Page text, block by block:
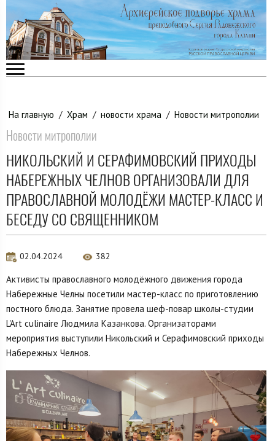
На главную / Храм / новости храма / Новости митрополии
Новости митрополии
НИКОЛЬСКИЙ И СЕРАФИМОВСКИЙ ПРИХОДЫ
НАБЕРЕЖНЫХ ЧЕЛНОВ ОРГАНИЗОВАЛИ ДЛЯ
ПРАВОСЛАВНОЙ МОЛОДЁЖИ МАСТЕР-КЛАСС И
БЕСЕДУ СО СВЯЩЕННИКОМ
02.04.2024 382
Активисты православного молодёжного движения города
Набережные Челны посетили мастер-класс по приготовлению
постного блюда. Занятие провела шеф-повар школы-студии
L'Art culinaire Людмила Казанкова. Организаторами
мероприятия выступили Никольский и Серафимовский приходы
Набережных Челнов.